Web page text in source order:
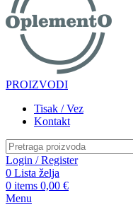
PROIZVODI
Tisak / Vez
Kontakt
Login / Register
0 Lista želja
0 items 0,00 €
Menu